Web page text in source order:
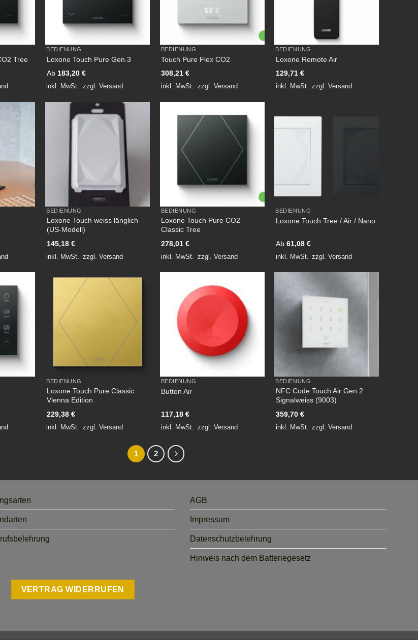
Tree
BEDIENUNG
Loxone Touch Pure Gen.3
Ab 183,20 €
inkl. MwSt. zzgl.Versand
BEDIENUNG
Touch Pure Flex CO2
308,21€
inkl. MwSt. zzgl. Versand
BEDIENUNG
Loxone Remote Air
129,71€
inkl. MwSt. zzgl.Versand
BEDIENUNG
Loxone Touch weiss länglich
(US-Modell)
145,18 €
inkl. MwSt. zzgl.Versand
BEDIENUNG
Loxone Touch Pure CO2
Classic Tree
278,01€
inkl. MwSt. zzgl. Versand
BEDIENUNG
Loxone Touch Tree / Air / Nano
Ab61,08€
inkl. MwSt. zzgl.Versand
BEDIENUNG
Loxone Touch Pure Classic
Vienna Edition
229,38 €
inkl. MwSt. zzgl.Versand
BEDIENUNG
Button Air
117,18€
inkl. MwSt. zzgl. Versand
BEDIENUNG
NFC Code Touch Air Gen.2
Signalweiss (9003)
359,70€
inkl. MwSt. zzgl.Versand
1 2
AGB
Impressum
Datenschutzbelehrung
Hinweis nach dem Batteriegesetz
VERTRAG WIDERRUFEN